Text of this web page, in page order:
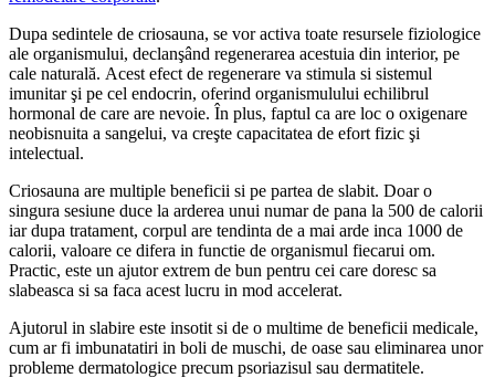
Dupa sedintele de criosauna, se vor activa toate resursele fiziologice
ale organismului, declanşând regenerarea acestuia din interior, pe
cale naturală. Acest efect de regenerare va stimula si sistemul
imunitar şi pe cel endocrin, oferind organismulului echilibrul
hormonal de care are nevoie. În plus, faptul ca are loc o oxigenare
neobisnuita a sangelui, va creşte capacitatea de efort fizic şi
intelectual.
Criosauna are multiple beneficii si pe partea de slabit. Doar o
singura sesiune duce la arderea unui numar de pana la 500 de calorii
iar dupa tratament, corpul are tendinta de a mai arde inca 1000 de
calorii, valoare ce difera in functie de organismul fiecarui om.
Practic, este un ajutor extrem de bun pentru cei care doresc sa
slabeasca si sa faca acest lucru in mod accelerat.
Ajutorul in slabire este insotit si de o multime de beneficii medicale,
cum ar fi imbunatatiri in boli de muschi, de oase sau eliminarea unor
probleme dermatologice precum psoriazisul sau dermatitele.